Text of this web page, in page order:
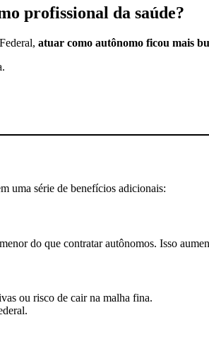
profissional da saúde?
atuar como autônomo ficou mais
uma série de benefícios adicionais:
do que contratar autônomos. Isso
ou risco de cair na malha fina.